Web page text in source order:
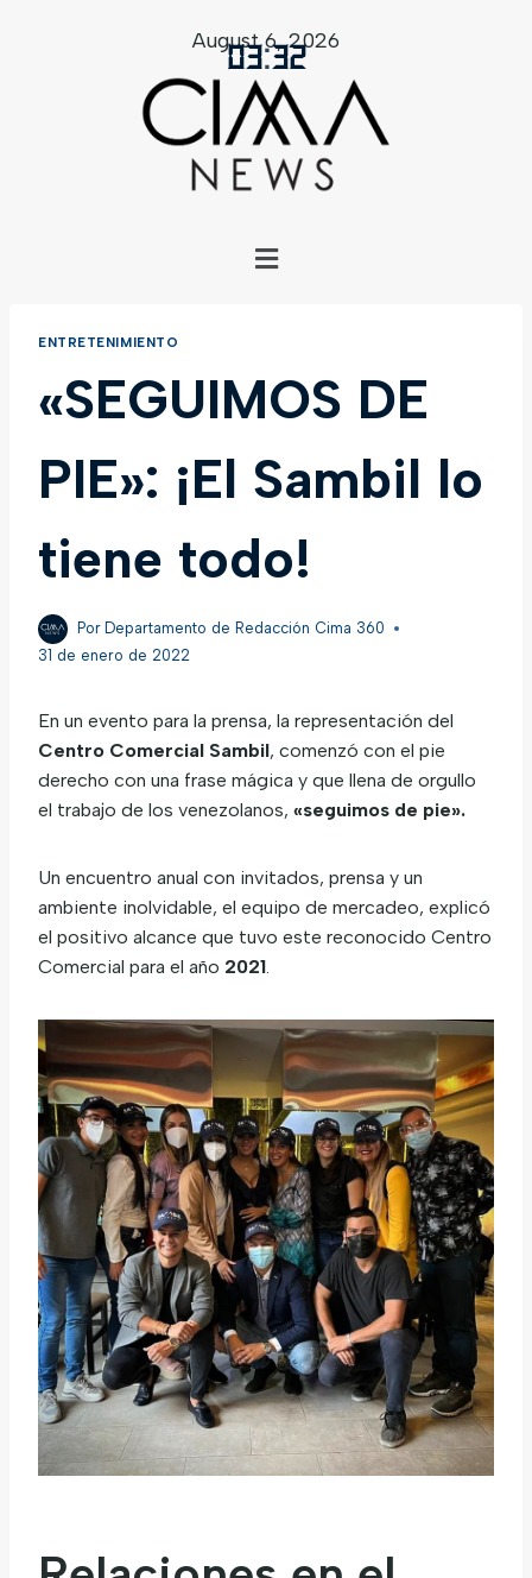
03:32
August 6, 2026
ENTRETENIMIENTO
«SEGUIMOS DE
PIE»: ¡El Sambil lo
tiene todo!
Por Departamento de Redacción Cima 360
31 de enero de 2022
En un evento para la prensa, la representación del
Centro Comercial Sambil, comenzó con el pie
derecho con una frase mágica y que llena de orgullo
el trabajo de los venezolanos, «seguimos de pie».
Un encuentro anual con invitados, prensa y un
ambiente inolvidable, el equipo de mercadeo, explicó
el positivo alcance que tuvo este reconocido Centro
Comercial para el año 2021